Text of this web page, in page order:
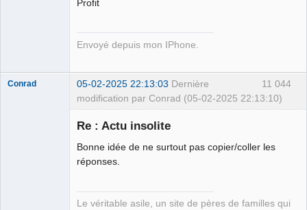
Profit
Envoyé depuis mon IPhone.
11 044
Conrad 05-02-2025 22:13:03 Dernière
modification par Conrad (05-02-2025 22:13:10)
Re : Actu insolite
Bonne idée de ne surtout pas copier/coller les
réponses.
Le véritable asile, un site de pères de familles qui